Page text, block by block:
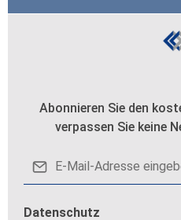
Abonnieren Sie den
verpassen Sie keine
Datenschutz